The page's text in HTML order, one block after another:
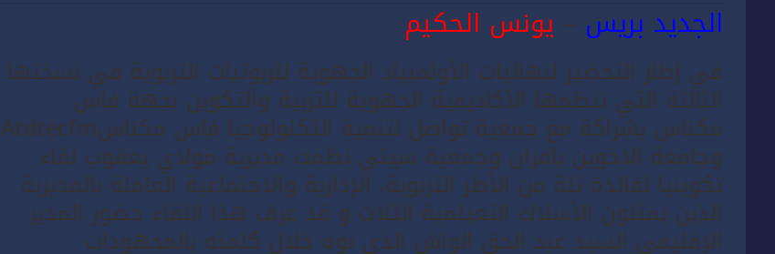
الجديد بريس – يونس الحكيم
في إطار التحضير لنهائيات الأولمبياد الجهوية للربوتيات التربوية في نسختها
الثالثة التي تنظمها الأكاديمية الجهوية للتربية والتكوين بجهة فاس
مكناس بشراكة مع جمعية تواصل لتنمية التكنولوجيا فاس مكناسAtdtecfm
وجامعة الاخوين بافران وجمعية سيتي نظمت مديرية مولاي يعقوب لقاء
تكوينيا لفائدة ثلة من الأطر التربوية، الإدارية والاجتماعية العاملة بالمديرية
الذين يمثلون الأسلاك التعيلمية الثلاث و قد عرف هذا اللقاء حضور المدير
الإقليمي السيد عبد الحق الواش الذي نوه خلال كلمته بالمجهودات